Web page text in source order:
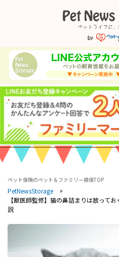
ペット保険のペット＆ファミリー損保TOP
PetNewsStorage
【獣医師監修】猫の鼻詰まりは放って
説